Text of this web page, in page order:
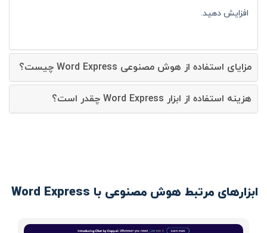
افزایش دهید.
مزایای استفاده از هوش مصنوعی Word Express چیست؟
هزینه استفاده از ابزار Word Express چقدر است؟
ابزارهای مرتبط هوش مصنوعی با Word Express